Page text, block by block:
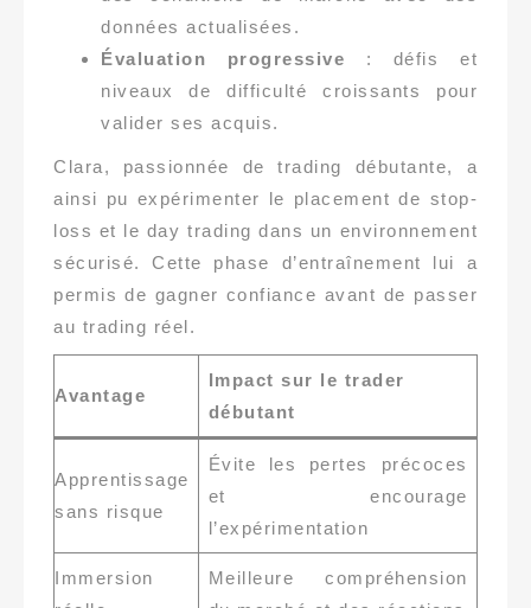
données actualisées.
Évaluation progressive : défis et
niveaux de difficulté croissants pour
valider ses acquis.
Clara, passionnée de trading débutante, a
ainsi pu expérimenter le placement de stop-
loss et le day trading dans un environnement
sécurisé. Cette phase d’entraînement lui a
permis de gagner confiance avant de passer
au trading réel.
Avantage
Impact sur le trader
débutant
Apprentissage
sans risque
Évite les pertes précoces
et encourage
l’expérimentation
Immersion
Meilleure compréhension